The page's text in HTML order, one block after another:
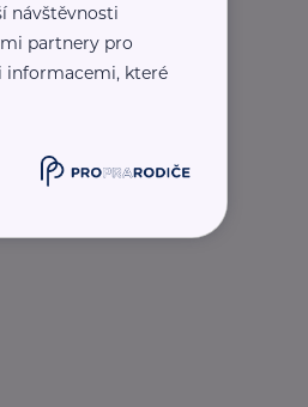
návštěvnosti
partnery pro
informacemi, které